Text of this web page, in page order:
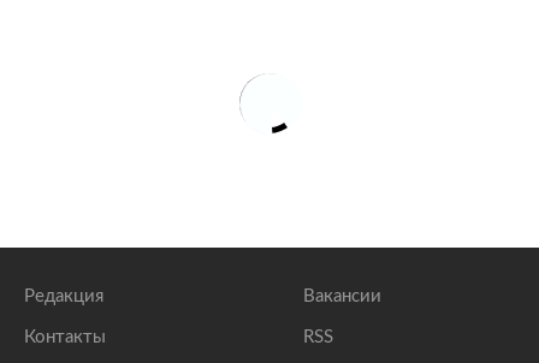
Редакция
Контакты
Вакансии
RSS